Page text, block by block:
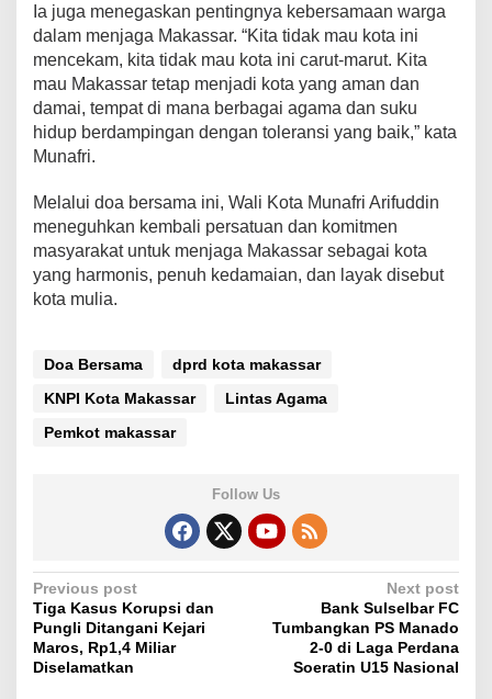
Ia juga menegaskan pentingnya kebersamaan warga
dalam menjaga Makassar. “Kita tidak mau kota ini
mencekam, kita tidak mau kota ini carut-marut. Kita
mau Makassar tetap menjadi kota yang aman dan
damai, tempat di mana berbagai agama dan suku
hidup berdampingan dengan toleransi yang baik,” kata
Munafri.
Melalui doa bersama ini, Wali Kota Munafri Arifuddin
meneguhkan kembali persatuan dan komitmen
masyarakat untuk menjaga Makassar sebagai kota
yang harmonis, penuh kedamaian, dan layak disebut
kota mulia.
Doa Bersama
dprd kota makassar
KNPI Kota Makassar
Lintas Agama
Pemkot makassar
Follow Us
P
o
s
Previous post
Tiga Kasus Korupsi dan
Pungli Ditangani Kejari
Maros, Rp1,4 Miliar
Diselamatkan
Next post
Bank Sulselbar FC
Tumbangkan PS Manado
2-0 di Laga Perdana
Soeratin U15 Nasional